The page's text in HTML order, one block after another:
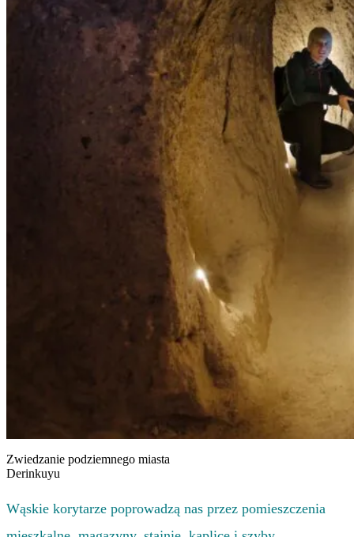
Zwiedzanie podziemnego miasta
Derinkuyu
Wąskie korytarze poprowadzą nas przez pomieszczenia